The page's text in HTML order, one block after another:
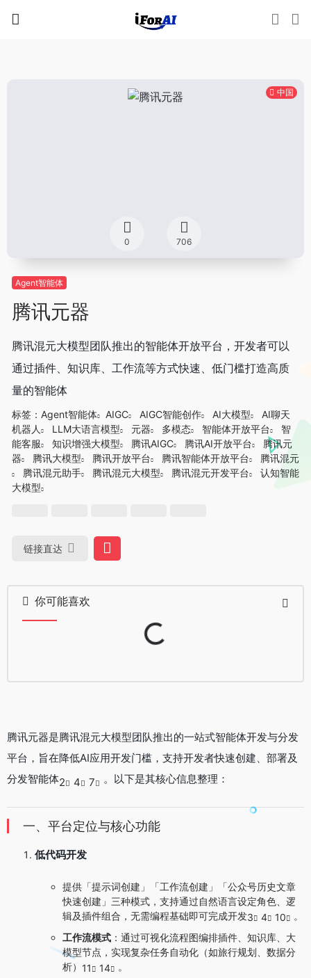
中国
0 706
Agent智能体
腾讯元器
腾讯混元大模型团队推出的智能体开放平台，开发者可以
通过插件、知识库、工作流等方式快速、低门槛打造高质
量的智能体
标签： Agent智能体 AIGC AIGC智能创作 AI大模型
AI聊天
机器人
LLM大语言模型 元器 多模态 智能体开放平台
智
能客服
知识增强大模型 腾讯AIGC 腾讯AI开放平台
腾讯元
器
腾讯大模型 腾讯开放平台 腾讯智能体开放平台
腾讯混元
腾讯混元助手
腾讯混元大模型 腾讯混元开发平台
认知智能
大模型
链接直达
你可能喜欢
Loading...
腾讯元器是腾讯混元大模型团队推出的一站式智能体开发与分发
平台，旨在降低AI应用开发门槛，支持开发者快速创建、部署及
分发智能体2 4 7 。以下是其核心信息整理：
一、平台定位与核心功能
低代码开发
提供「提示词创建」「工作流创建」「公众号历史文章
快速创建」三种模式，支持通过自然语言设定角色、逻
辑及插件组合，无需编程基础即可完成开发3 4 10
。
工作流模式 ：通过可视化流程图编排插件、知识库、大
模型节点，实现复杂任务自动化（如旅行规划、数据分
析） 11 14 。